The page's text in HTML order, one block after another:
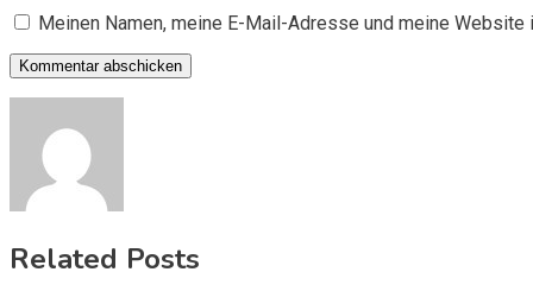
Meinen Namen, meine E-Mail-Adresse und meine
Related Posts